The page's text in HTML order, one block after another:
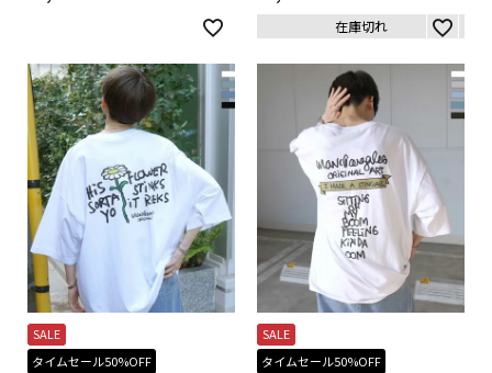
在庫切れ
SALE
タイムセール50%OFF
SALE
タイムセール50%OFF